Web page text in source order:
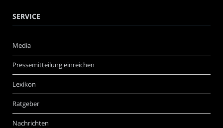
SERVICE
Media
Pressemitteilung einreichen
Lexikon
Ratgeber
Nachrichten